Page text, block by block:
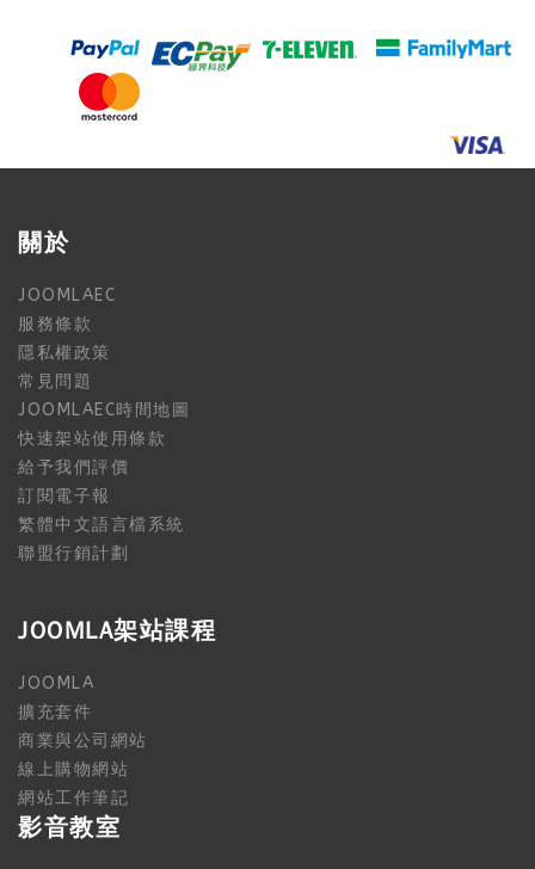
關於
JOOMLAEC
服務條款
隱私權政策
常見問題
JOOMLAEC時間地圖
快速架站使用條款
給予我們評價
訂閱電子報
繁體中文語言檔系統
聯盟行銷計劃
JOOMLA架站課程
JOOMLA
擴充套件
商業與公司網站
線上購物網站
網站工作筆記
影音教室